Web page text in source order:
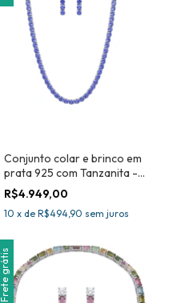
Conjunto colar e brinco em
prata 925 com Tanzanita -
Joia Certificada
R$4.949,00
10 x de R$494,90 sem juros
Frete grátis